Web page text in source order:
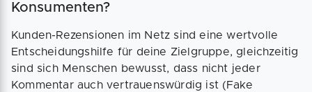
Konsumenten?
Kunden-Rezensionen im Netz sind eine wertvolle
Entscheidungshilfe für deine Zielgruppe, gleichzeitig
sind sich Menschen bewusst, dass nicht jeder
Kommentar auch vertrauenswürdig ist (Fake